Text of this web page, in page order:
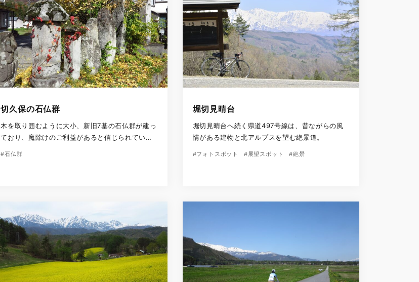
切久保の石仏群
木を取り囲むように大小、新旧7基の石仏群が建っ
ており、魔除けのご利益があると信じられていま
#石仏群
堀切見晴台
堀切見晴台へ続く県道497号線は、昔ながらの風
情がある建物と北アルプスを望む絶景道。
#フォトスポット #展望スポット #絶景